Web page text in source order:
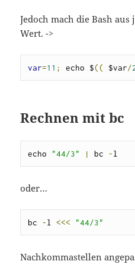
Jedoch mach die Bash
Wert. ->
var=11 ; echo $(( $var/
Rechnen mit bc
echo "44/3" | bc -l
oder…
bc -l <<< "44/3"
Nachkommastellen